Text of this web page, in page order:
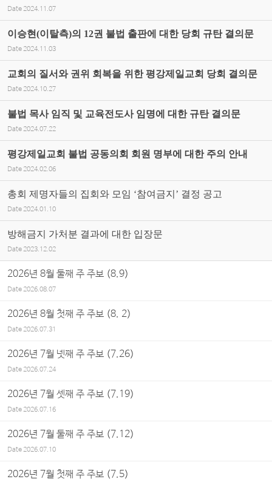
Date 2024.11.07
이승현(이탈측)의 12권 불법 출판에 대한 당회 규탄 결의문
Date 2024.11.03
교회의 질서와 권위 회복을 위한 평강제일교회 당회 결의문
Date 2024.10.27
불법 목사 임직 및 교육전도사 임명에 대한 규탄 결의문
Date 2024.07.22
평강제일교회 불법 공동의회 회원 명부에 대한 주의 안내
Date 2024.02.06
총회 제명자들의 집회와 모임 ‘참여금지’ 결정 공고
Date 2024.01.10
방해금지 가처분 결과에 대한 입장문
Date 2023.12.02
2026년 8월 둘째 주 주보 (8.9)
Date2026.08.07
2026년 8월 첫째 주 주보 (8. 2)
Date2026.07.31
2026년 7월 넷째 주 주보 (7.26)
Date2026.07.24
2026년 7월 셋째 주 주보 (7.19)
Date2026.07.16
2026년 7월 둘째 주 주보 (7.12)
Date2026.07.10
2026년 7월 첫째 주 주보 (7.5)